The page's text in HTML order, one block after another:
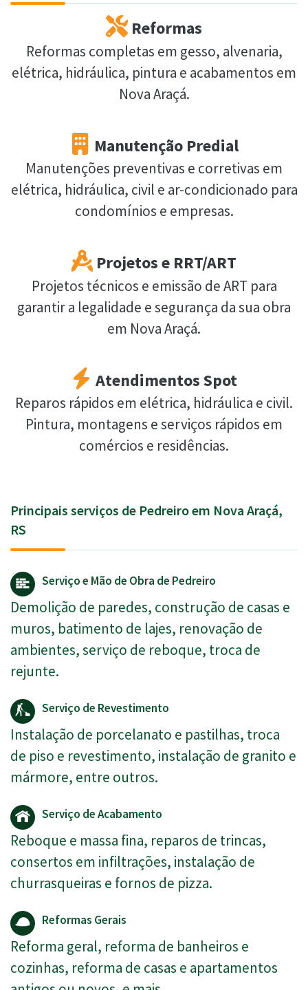
Reformas
Reformas completas em gesso, alvenaria,
elétrica, hidráulica, pintura e acabamentos em
Nova Araçá.
Manutenção Predial
Manutenções preventivas e corretivas em
elétrica, hidráulica, civil e ar-condicionado para
condomínios e empresas.
Projetos e RRT/ART
Projetos técnicos e emissão de ART para
garantir a legalidade e segurança da sua obra
em Nova Araçá.
Atendimentos Spot
Reparos rápidos em elétrica, hidráulica e civil.
Pintura, montagens e serviços rápidos em
comércios e residências.
Principais serviços de Pedreiro em Nova Araçá,
RS
Serviço e Mão de Obra de Pedreiro
Demolição de paredes, construção de casas e
muros, batimento de lajes, renovação de
ambientes, serviço de reboque, troca de
rejunte.
Serviço de Revestimento
Instalação de porcelanato e pastilhas, troca
de piso e revestimento, instalação de granito e
mármore, entre outros.
Serviço de Acabamento
Reboque e massa fina, reparos de trincas,
consertos em infiltrações, instalação de
churrasqueiras e fornos de pizza.
Reformas Gerais
Reforma geral, reforma de banheiros e
cozinhas, reforma de casas e apartamentos